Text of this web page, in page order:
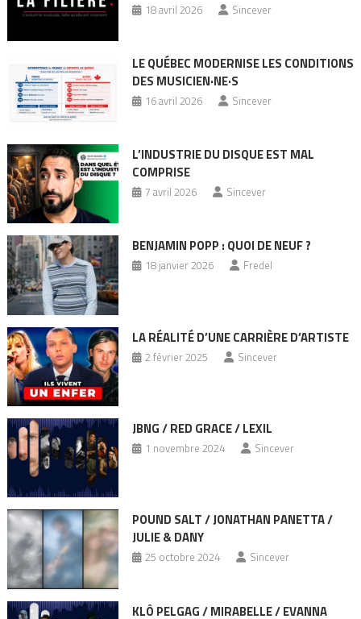
18 avril 2026 Sincever
LE QUÉBEC MODERNISE LES CONDITIONS
DES MUSICIEN·NE·S
16 avril 2026 Sincever
L’INDUSTRIE DU DISQUE EST MAL
COMPRISE
7 avril 2026 Sincever
BENJAMIN POPP : QUOI DE NEUF ?
18 janvier 2026 Fredel
LA RÉALITÉ D’UNE CARRIÈRE D’ARTISTE
2 février 2025 Sincever
JBNG / RED GRACE / LEXIL
1 novembre 2024 Sincever
POUND SALT / JONATHAN PANETTA /
JULIE & DANY
25 octobre 2024 Sincever
KLÔ PELGAG / MIRABELLE / EVANNA